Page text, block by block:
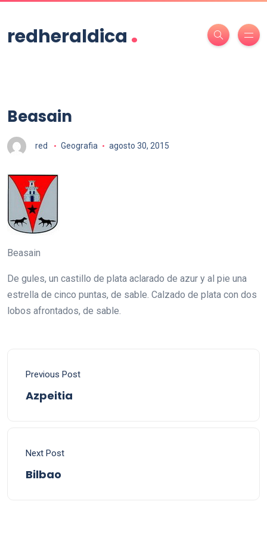
redheraldica .
Beasain
red Geografia agosto 30, 2015
Beasain
De gules, un castillo de plata aclarado de azur y al pie una
estrella de cinco puntas, de sable. Calzado de plata con dos
lobos afrontados, de sable.
Previous Post
Azpeitia
Next Post
Bilbao